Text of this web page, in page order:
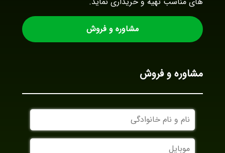
مشاوره و فروش
مشاوره و فروش
نام
و
نام
خانوادگی
موبایل